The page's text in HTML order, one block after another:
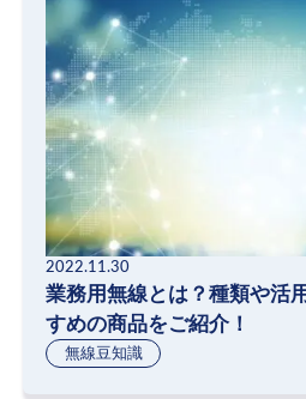
2022.11.30
業務用無線とは？種類や活
すめの商品をご紹介！
無線豆知識